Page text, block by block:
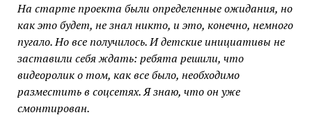
На старте проекта были определенные ожидания, но
как это будет, не знал никто, и это, конечно, немного
пугало. Но все получилось. И детские инициативы не
заставили себя ждать: ребята решили, что
видеоролик о том, как все было, необходимо
разместить в соцсетях. Я знаю, что он уже
смонтирован.